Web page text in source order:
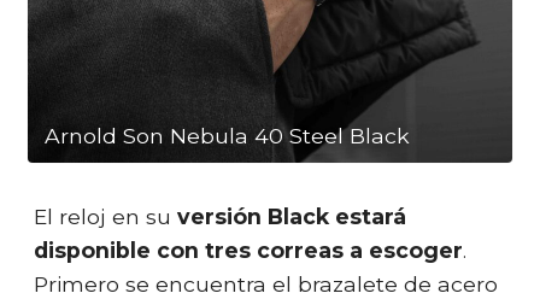
Arnold Son Nebula 40 Steel Black
El reloj en su versión Black estará
disponible con tres correas a escoger.
Primero se encuentra el brazalete de acero